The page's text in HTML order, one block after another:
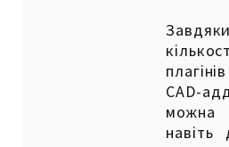
CAD-
навіть